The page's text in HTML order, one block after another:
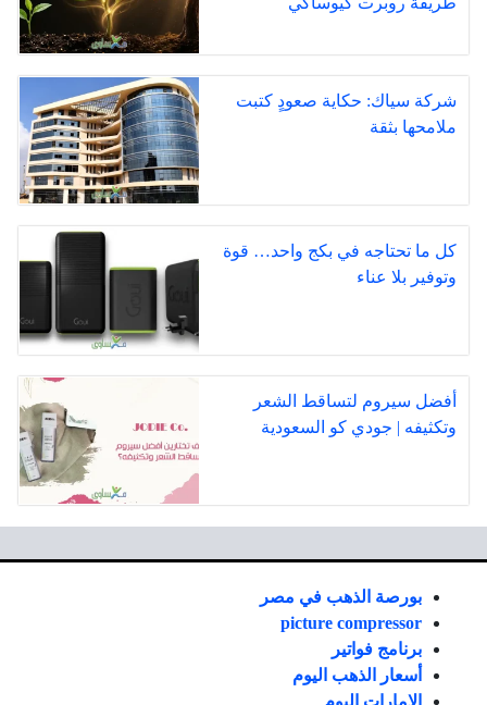
شركة سياك: حكاية صعودٍ كتبت
ملامحها بثقة
كل ما تحتاجه في بكج واحد… قوة
وتوفير بلا عناء
أفضل سيروم لتساقط الشعر
وتكثيفه | جودي كو السعودية
بورصة الذهب في مصر
picture compressor
برنامج فواتير
أسعار الذهب اليوم